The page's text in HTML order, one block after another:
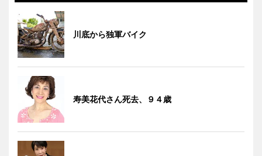
川底から独軍バイク
寿美花代さん死去、９４歳